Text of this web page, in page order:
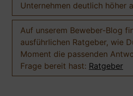
Unternehmen deutlich höher
Auf unserem Beweber-Blog
ausführlichen Ratgeber, wie
Moment die passenden
Frage bereit hast: Ratgeber